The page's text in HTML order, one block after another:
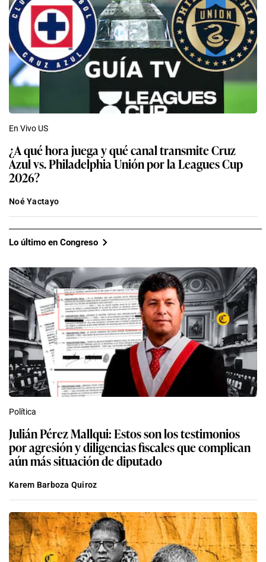
En Vivo US
¿A qué hora juega y qué canal transmite Cruz
Azul vs. Philadelphia Unión por la Leagues Cup
2026?
Noé Yactayo
Lo último en Congreso
Política
Julián Pérez Mallqui: Estos son los testimonios
por agresión y diligencias fiscales que complican
aún más situación de diputado
Karem Barboza Quiroz